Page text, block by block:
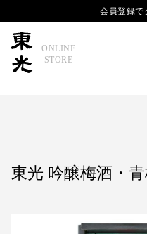
会員登録で
ONLINE
STORE
東光 吟醸梅酒・